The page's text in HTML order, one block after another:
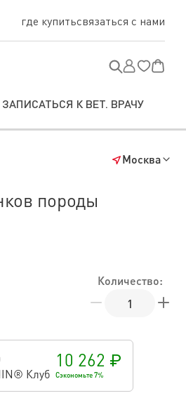
где купитьсвязаться с нами
ЗАПИСАТЬСЯ К ВЕТ. ВРАЧУ
Москва
породы
Количество:
Клуб
10 262 ₽
Сэкономьте 7%